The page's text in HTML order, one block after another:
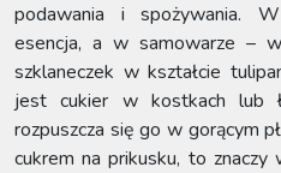
podawania i spożywania.
esencja, a w samowarze –
szklaneczek w kształcie
jest cukier w kostkach lub
rozpuszcza się go w gorącym
cukrem na prikusku, to